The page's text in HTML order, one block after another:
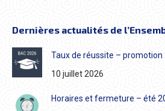
Dernières actualités de
Taux de réussite – promotion
10 juillet 2026
Horaires et fermeture – été